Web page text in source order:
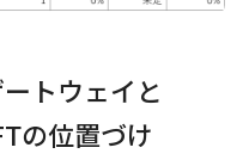
トウェイと
の位置づけ